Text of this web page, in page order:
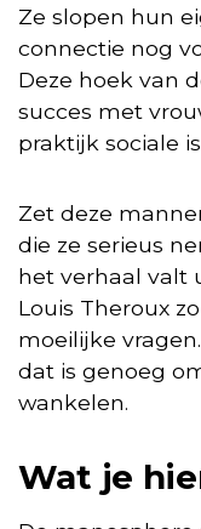
Ze slopen hun
connectie nog
Deze hoek van
succes met
praktijk sociale
Zet deze
die ze serieus
het verhaal valt
Louis Theroux
moeilijke
dat is genoeg
wankelen.
Wat je